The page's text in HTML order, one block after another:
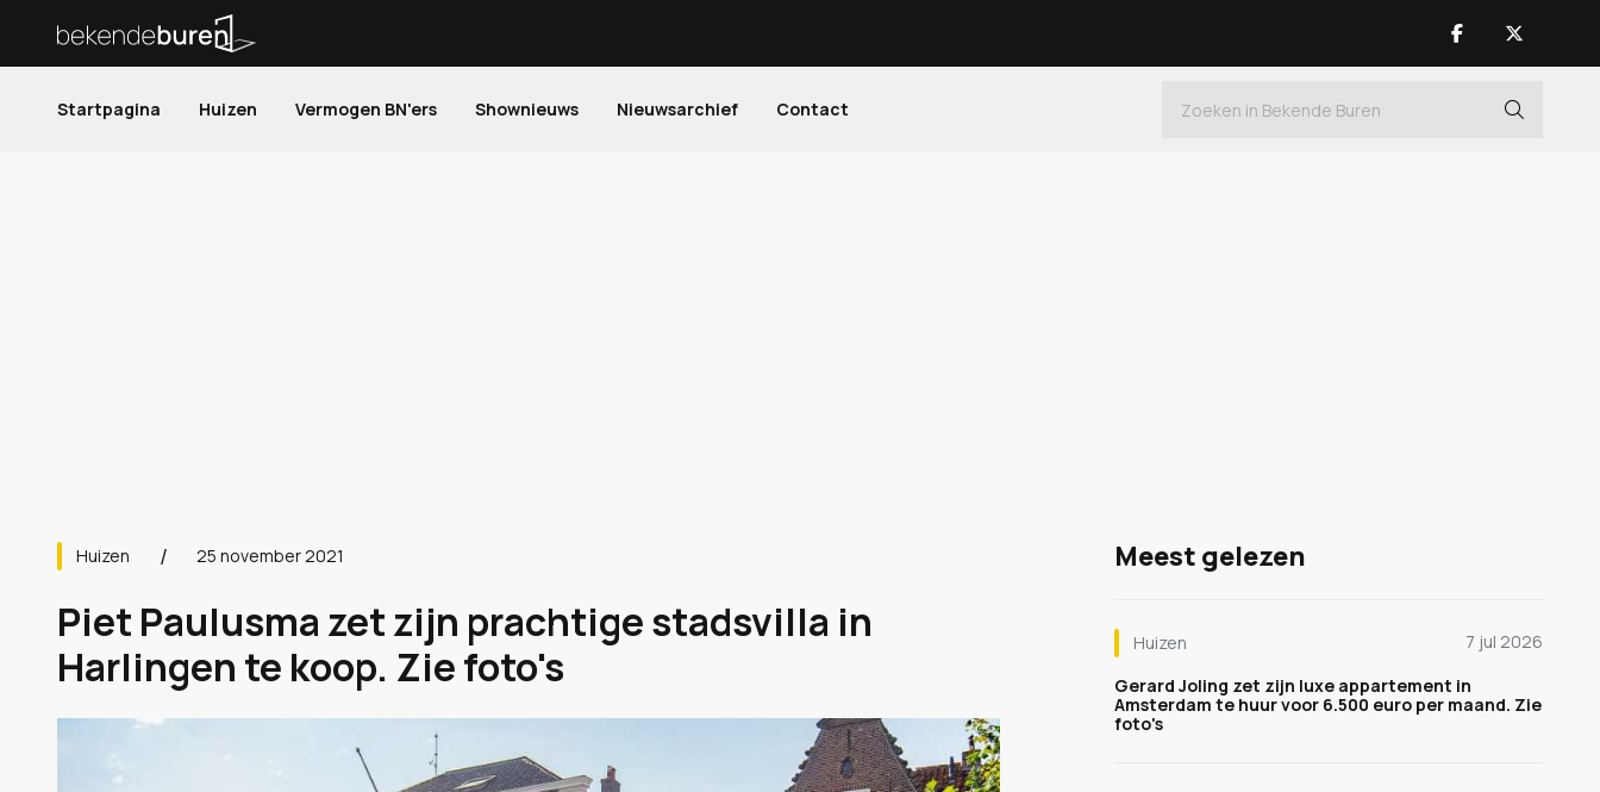
Startpagina Huizen Vermogen BN'ers Shownieuws Nieuwsarchief Contact
Huizen 25 november 2021
Piet Paulusma zet zijn prachtige stadsvilla in
Harlingen te koop. Zie foto's
Meest gelezen
Huizen
7 jul 2026
Gerard Joling zet zijn luxe appartement in
Amsterdam te huur voor 6.500 euro per maand. Zie
foto's